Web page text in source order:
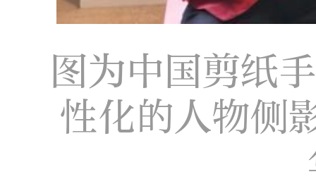
图为中国剪纸
性化的人物侧